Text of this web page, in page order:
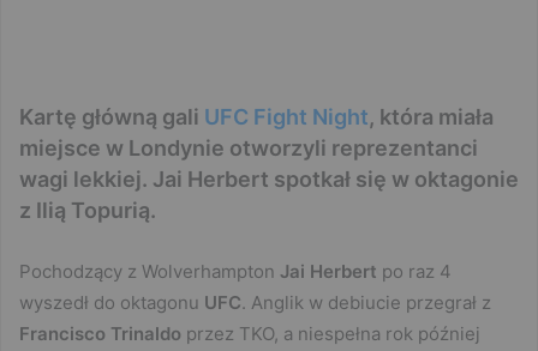
Kartę główną gali UFC Fight Night, która miała
miejsce w Londynie otworzyli reprezentanci
wagi lekkiej. Jai Herbert spotkał się w oktagonie
z Ilią Topurią.
Pochodzący z Wolverhampton Jai Herbert po raz 4
wyszedł do oktagonu UFC. Anglik w debiucie przegrał z
Francisco Trinaldo przez TKO, a niespełna rok później